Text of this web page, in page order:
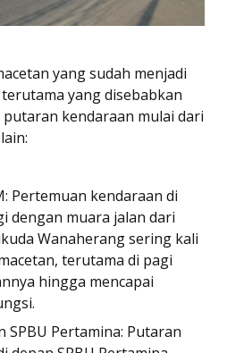
yang sudah menjadi
yang disebabkan
kendaraan mulai dari
Pertemuan kendaraan di
dengan muara jalan dari
Wanaherang sering kali
terutama di pagi
hingga mencapai
SPBU Pertamina: Putaran